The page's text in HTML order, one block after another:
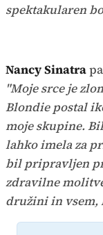
spektakularen
Nancy Sinatra
"Moje srce je
Blondie postal
moje skupine.
lahko imela za
bil pripravljen
zdravilne
družini in vsem,